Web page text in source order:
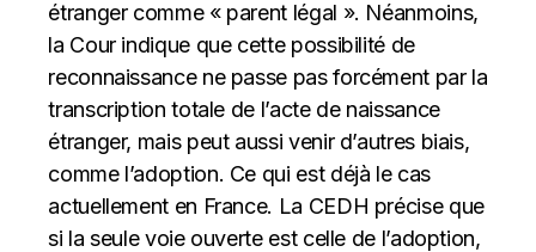
étranger comme « parent légal ». Néanmoins,
la Cour indique que cette possibilité de
reconnaissance ne passe pas forcément par la
transcription totale de l’acte de naissance
étranger, mais peut aussi venir d’autres biais,
comme l’adoption. Ce qui est déjà le cas
actuellement en France. La CEDH précise que
si la seule voie ouverte est celle de l’adoption,